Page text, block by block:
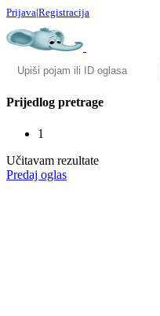
Prijava|Registracija
Prijedlog pretrage
1
Učitavam rezultate
Predaj oglas